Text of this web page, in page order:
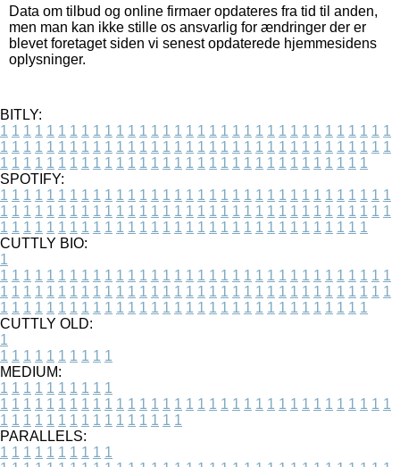
Data om tilbud og online firmaer opdateres fra tid til anden,
men man kan ikke stille os ansvarlig for ændringer der er
blevet foretaget siden vi senest opdaterede hjemmesidens
oplysninger.
BITLY:
1 1 1 1 1 1 1 1 1 1 1 1 1 1 1 1 1 1 1 1 1 1 1 1 1 1 1 1 1 1 1 1 1 1
1 1 1 1 1 1 1 1 1 1 1 1 1 1 1 1 1 1 1 1 1 1 1 1 1 1 1 1 1 1 1 1 1 1
1 1 1 1 1 1 1 1 1 1 1 1 1 1 1 1 1 1 1 1 1 1 1 1 1 1 1 1 1 1 1 1
SPOTIFY:
1 1 1 1 1 1 1 1 1 1 1 1 1 1 1 1 1 1 1 1 1 1 1 1 1 1 1 1 1 1 1 1 1 1
1 1 1 1 1 1 1 1 1 1 1 1 1 1 1 1 1 1 1 1 1 1 1 1 1 1 1 1 1 1 1 1 1 1
1 1 1 1 1 1 1 1 1 1 1 1 1 1 1 1 1 1 1 1 1 1 1 1 1 1 1 1 1 1 1 1
CUTTLY BIO:
1
1 1 1 1 1 1 1 1 1 1 1 1 1 1 1 1 1 1 1 1 1 1 1 1 1 1 1 1 1 1 1 1 1 1
1 1 1 1 1 1 1 1 1 1 1 1 1 1 1 1 1 1 1 1 1 1 1 1 1 1 1 1 1 1 1 1 1 1
1 1 1 1 1 1 1 1 1 1 1 1 1 1 1 1 1 1 1 1 1 1 1 1 1 1 1 1 1 1 1 1
CUTTLY OLD:
1
1 1 1 1 1 1 1 1 1 1
MEDIUM:
1 1 1 1 1 1 1 1 1 1
1 1 1 1 1 1 1 1 1 1 1 1 1 1 1 1 1 1 1 1 1 1 1 1 1 1 1 1 1 1 1 1 1 1
1 1 1 1 1 1 1 1 1 1 1 1 1 1 1 1
PARALLELS:
1 1 1 1 1 1 1 1 1 1